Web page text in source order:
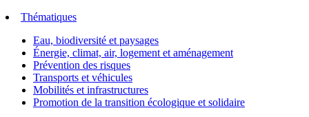
Thématiques
Eau, biodiversité et paysages
Énergie, climat, air, logement et aménagement
Prévention des risques
Transports et véhicules
Mobilités et infrastructures
Promotion de la transition écologique et solidaire